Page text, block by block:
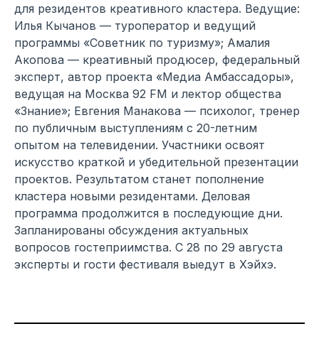
для резидентов креативного кластера. Ведущие:
Илья Кычанов — туроператор и ведущий
программы «Советник по туризму»; Амалия
Акопова — креативный продюсер, федеральный
эксперт, автор проекта «Медиа Амбассадоры»,
ведущая на Москва 92 FM и лектор общества
«Знание»; Евгения Манакова — психолог, тренер
по публичным выступлениям с 20-летним
опытом на телевидении. Участники освоят
искусство краткой и убедительной презентации
проектов. Результатом станет пополнение
кластера новыми резидентами. Деловая
программа продолжится в последующие дни.
Запланированы обсуждения актуальных
вопросов гостеприимства. С 28 по 29 августа
эксперты и гости фестиваля выедут в Хэйхэ.